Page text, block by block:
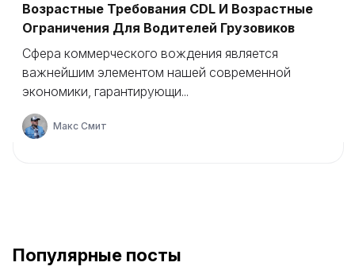
Возрастные Требования CDL И Возрастные
Ограничения Для Водителей Грузовиков
Сфера коммерческого вождения является
важнейшим элементом нашей современной
экономики, гарантирующи...
Макс Смит
Популярные посты